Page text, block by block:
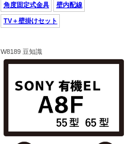
角度固定式金具 壁内配線
TV＋壁掛けセット
W8189 豆知識